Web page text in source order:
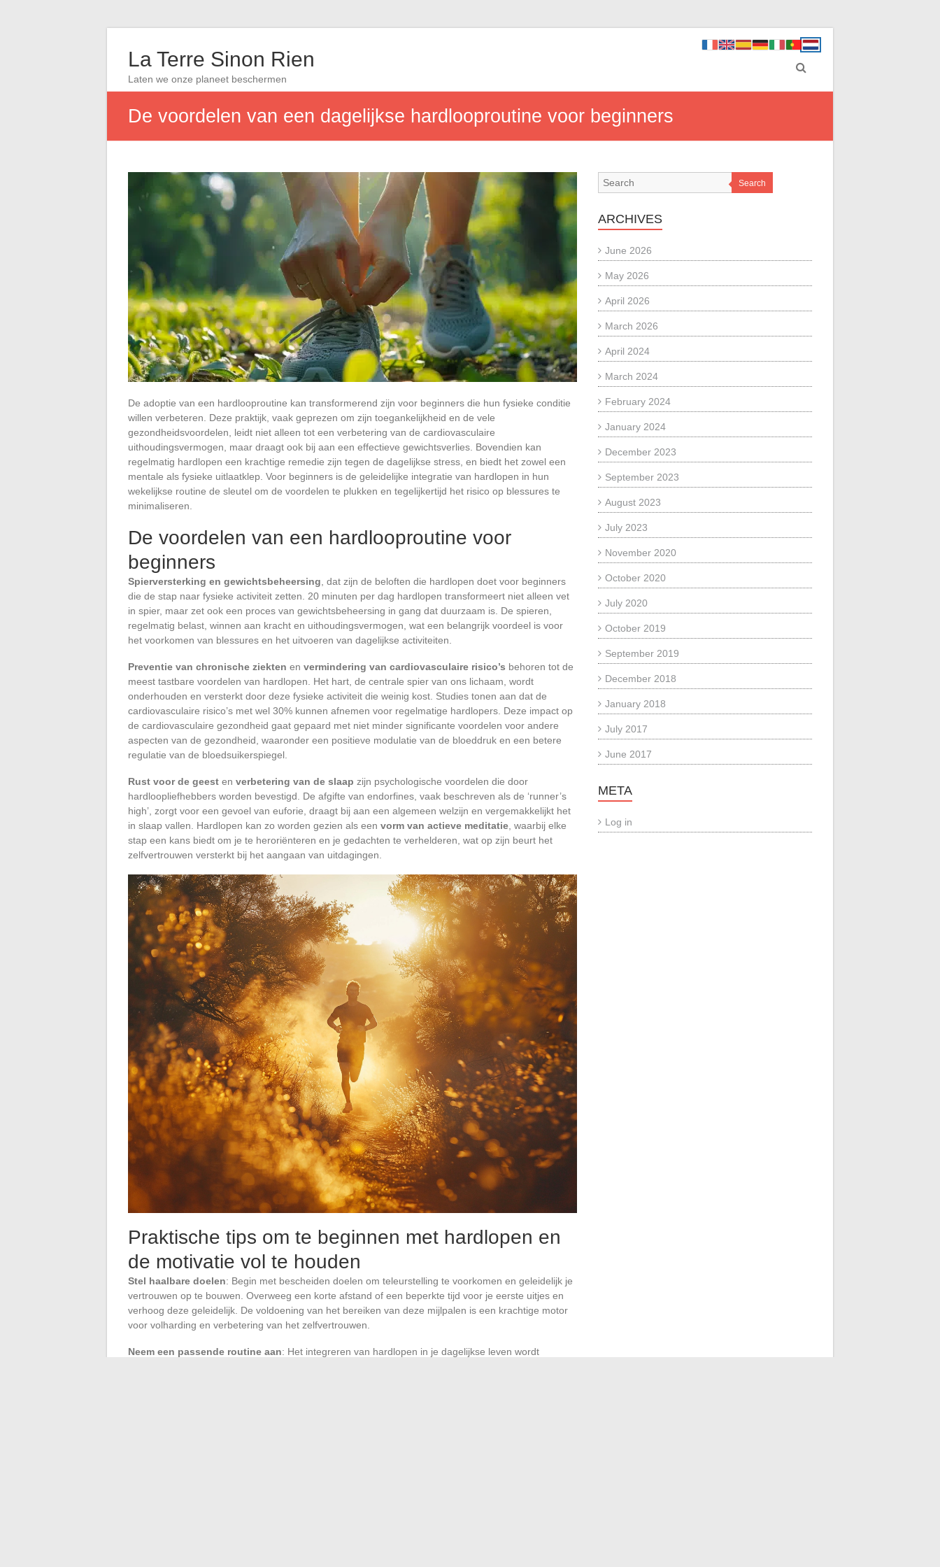
La Terre Sinon Rien
Laten we onze planeet beschermen
De voordelen van een dagelijkse hardlooproutine voor beginners
De adoptie van een hardlooproutine kan transformerend zijn voor beginners die hun fysieke conditie
willen verbeteren. Deze praktijk, vaak geprezen om zijn toegankelijkheid en de vele
gezondheidsvoordelen, leidt niet alleen tot een verbetering van de cardiovasculaire
uithoudingsvermogen, maar draagt ook bij aan een effectieve gewichtsverlies. Bovendien kan
regelmatig hardlopen een krachtige remedie zijn tegen de dagelijkse stress, en biedt het zowel een
mentale als fysieke uitlaatklep. Voor beginners is de geleidelijke integratie van hardlopen in hun
wekelijkse routine de sleutel om de voordelen te plukken en tegelijkertijd het risico op blessures te
minimaliseren.
De voordelen van een hardlooproutine voor
beginners
Spierversterking en gewichtsbeheersing , dat zijn de beloften die hardlopen doet voor beginners
die de stap naar fysieke activiteit zetten. 20 minuten per dag hardlopen transformeert niet alleen vet
in spier, maar zet ook een proces van gewichtsbeheersing in gang dat duurzaam is. De spieren,
regelmatig belast, winnen aan kracht en uithoudingsvermogen, wat een belangrijk voordeel is voor
het voorkomen van blessures en het uitvoeren van dagelijkse activiteiten.
Preventie van chronische ziekten en vermindering van cardiovasculaire risico’s behoren tot de
meest tastbare voordelen van hardlopen. Het hart, de centrale spier van ons lichaam, wordt
onderhouden en versterkt door deze fysieke activiteit die weinig kost. Studies tonen aan dat de
cardiovasculaire risico’s met wel 30% kunnen afnemen voor regelmatige hardlopers. Deze impact op
de cardiovasculaire gezondheid gaat gepaard met niet minder significante voordelen voor andere
aspecten van de gezondheid, waaronder een positieve modulatie van de bloeddruk en een betere
regulatie van de bloedsuikerspiegel.
Rust voor de geest en verbetering van de slaap zijn psychologische voordelen die door
hardloopliefhebbers worden bevestigd. De afgifte van endorfines, vaak beschreven als de ‘runner’s
high’, zorgt voor een gevoel van euforie, draagt bij aan een algemeen welzijn en vergemakkelijkt het
in slaap vallen. Hardlopen kan zo worden gezien als een vorm van actieve meditatie , waarbij elke
stap een kans biedt om je te heroriënteren en je gedachten te verhelderen, wat op zijn beurt het
zelfvertrouwen versterkt bij het aangaan van uitdagingen.
Praktische tips om te beginnen met hardlopen en
de motivatie vol te houden
Stel haalbare doelen: Begin met bescheiden doelen om teleurstelling te voorkomen en geleidelijk je
vertrouwen op te bouwen. Overweeg een korte afstand of een beperkte tijd voor je eerste uitjes en
verhoog deze geleidelijk. De voldoening van het bereiken van deze mijlpalen is een krachtige motor
voor volharding en verbetering van het zelfvertrouwen.
Neem een passende routine aan: Het integreren van hardlopen in je dagelijkse leven wordt
Search
ARCHIVES
June 2026
May 2026
April 2026
March 2026
April 2024
March 2024
February 2024
January 2024
December 2023
September 2023
August 2023
July 2023
November 2020
October 2020
July 2020
October 2019
September 2019
December 2018
January 2018
July 2017
June 2017
META
Log in